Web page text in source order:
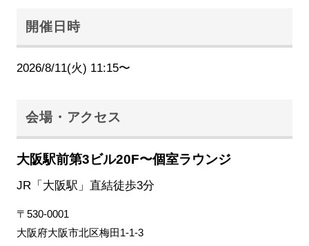
開催日時
2026/8/11(火) 11:15〜
会場・アクセス
大阪駅前第3ビル20F〜個室ラウンジ
JR「大阪駅」直結徒歩3分
〒530-0001
大阪府大阪市北区梅田1-1-3